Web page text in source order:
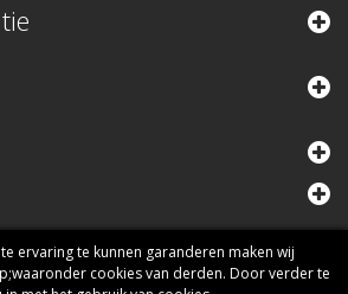
ervaring te kunnen garanderen maken wij
cookies van derden. Door verder te